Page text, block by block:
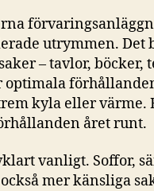
utrymmen. Det
– tavlor, böcker,
optimala
kyla eller värme.
året runt.
vanligt. Soffor,
mer känsliga